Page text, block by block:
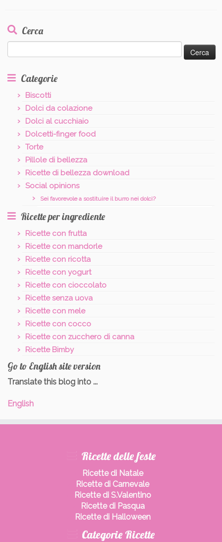
Cerca
per:
Categorie
Biscotti
Dolci da colazione
Dolci al cucchiaio
Dolcetti-finger food
Torte
Pillole di bellezza
Ricette di bellezza download
Social opinions
Sei favorevole a sostituire il burro nei dolci?
Ricette per ingrediente
Ricette con frutta
Ricette con mandorle
Ricette con ricotta
Ricette con yogurt
Ricette con cioccolato
Ricette senza uova
Ricette con mele
Ricette con cocco
Ricette con zucchero di canna
Ricette Bimby
Go to English site version
Translate this blog into ...
English
Ricette delle feste
Ricette di Natale
Ricette di Carnevale
Ricette di S.Valentino
Ricette di Pasqua
Ricette di Halloween
Categorie Ricette